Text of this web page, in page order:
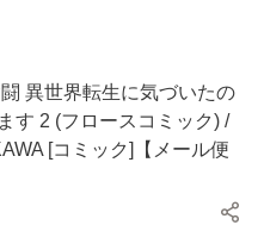
異世界転生に気づいたの
す 2 (フロースコミック) /
[コミック]【メール便